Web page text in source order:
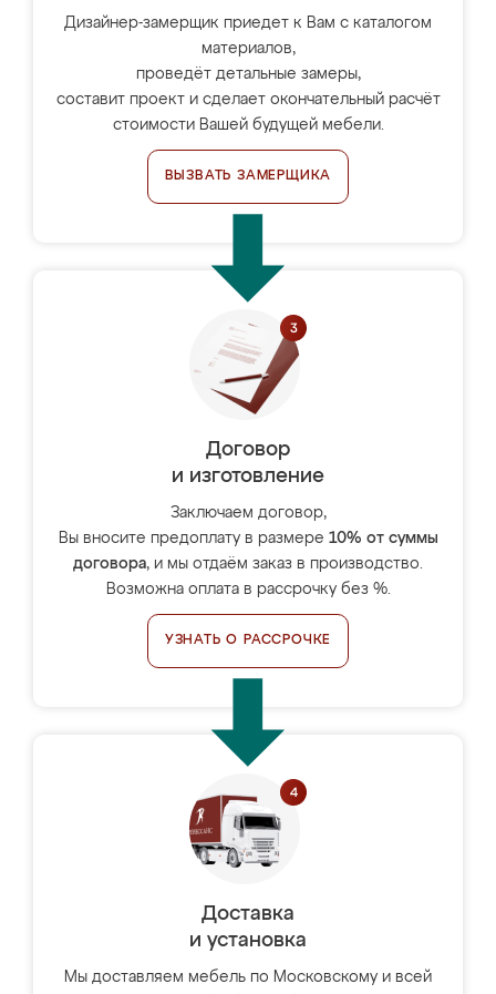
Дизайнер-замерщик приедет к Вам с каталогом
материалов,
проведёт детальные замеры,
составит проект и сделает окончательный расчёт
стоимости Вашей будущей мебели.
ВЫЗВАТЬ ЗАМЕРЩИКА
Договор
и изготовление
Заключаем договор,
Вы вносите предоплату в размере 10% от суммы
договора, и мы отдаём заказ в производство.
Возможна оплата в рассрочку без %.
УЗНАТЬ О РАССРОЧКЕ
Доставка
и установка
Мы доставляем мебель по Московскому и всей